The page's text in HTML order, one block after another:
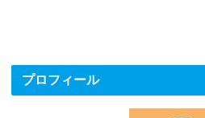
プロフィール